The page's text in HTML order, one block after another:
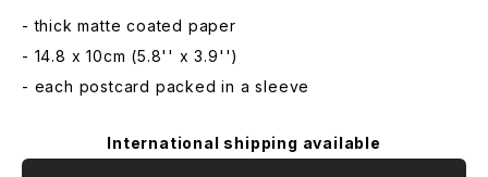
- thick matte coated paper
- 14.8 x 10cm (5.8'' x 3.9'')
- each postcard packed in a sleeve
International shipping available